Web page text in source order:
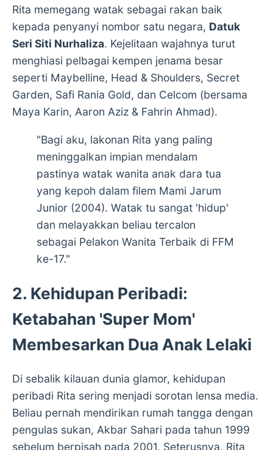
Rita memegang watak sebagai rakan baik
kepada penyanyi nombor satu negara, Datuk
Seri Siti Nurhaliza. Kejelitaan wajahnya turut
menghiasi pelbagai kempen jenama besar
seperti Maybelline, Head & Shoulders, Secret
Garden, Safi Rania Gold, dan Celcom (bersama
Maya Karin, Aaron Aziz & Fahrin Ahmad).
"Bagi aku, lakonan Rita yang paling
meninggalkan impian mendalam
pastinya watak wanita anak dara tua
yang kepoh dalam filem Mami Jarum
Junior (2004). Watak tu sangat 'hidup'
dan melayakkan beliau tercalon
sebagai Pelakon Wanita Terbaik di FFM
ke-17."
2. Kehidupan Peribadi:
Ketabahan 'Super Mom'
Membesarkan Dua Anak Lelaki
Di sebalik kilauan dunia glamor, kehidupan
peribadi Rita sering menjadi sorotan lensa media.
Beliau pernah mendirikan rumah tangga dengan
pengulas sukan, Akbar Sahari pada tahun 1999
sebelum berpisah pada 2001. Seterusnya, Rita